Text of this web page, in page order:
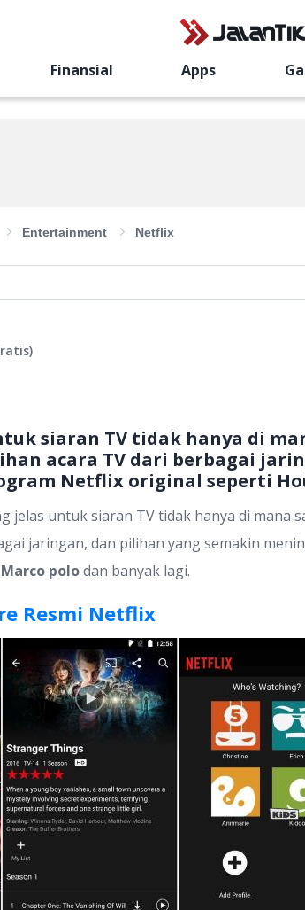
Finansial Apps
Entertainment Netflix
)
siaran TV tidak hanya di
acara TV dari berbagai
Netflix original seperti
jelas untuk siaran TV tidak hanya di mana
jaringan, dan pilihan yang semakin
Marco polodan banyak lagi.
Resmi Netflix